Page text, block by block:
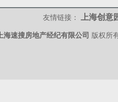
友情链接： 上海创
上海速搜房地产经纪有限公司 版权所